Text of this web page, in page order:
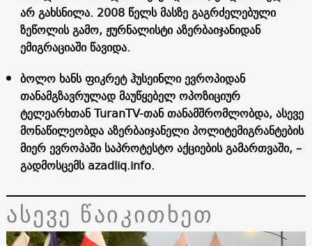
არ გახსნილა. 2008 წელს მასზე გაგრძელებული
ზეწოლის გამო, ჟურნალისტი აზერბაიჯანიდან
ემიგრაციაში წავიდა.
ბოლო ხანს ფიკრეტ ჰუსეინლი ევროპიდან
თანამგზავრულად მაუწყებელ ოპოზიციურ
ტელეარხთანTuranTV-თან თანამშრომლობდა, ასევე
მონაწილეობდა აზერბაიჯანელი პოლიტემიგრანტების
მიერ ევროპაში საპროტესტო აქციების გამართვაში, –
გადმოსცემსazadliq.info.
ასევე წაიკითხეთ